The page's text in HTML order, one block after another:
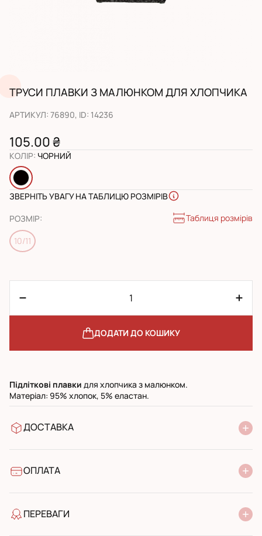
ТРУСИ ПЛАВКИ З МАЛЮНКОМ ДЛЯ ХЛОПЧИКА
АРТИКУЛ: 76890, ID: 14236
105.00 ₴
КОЛІР: ЧОРНИЙ
ЗВЕРНІТЬ УВАГУ НА ТАБЛИЦЮ РОЗМІРІВ
РОЗМІР: Таблиця розмірів
10/11
ДОДАТИ ДО КОШИКУ
Підліткові плавки для хлопчика з малюнком.
Матеріал: 95% хлопок, 5% еластан.
ДОСТАВКА
УкрПошта стандарт
ОПЛАТА
Банківський переказ
ПЕРЕВАГИ